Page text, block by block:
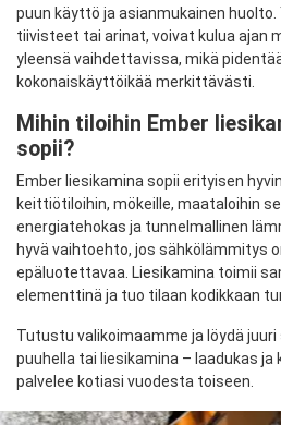
puun käyttö ja asianmukainen
tiivisteet tai arinat, voivat kulua ajan
yleensä vaihdettavissa, mikä
kokonaiskäyttöikää merkittävästi.
Mihin tiloihin Ember
sopii?
Ember liesikamina sopii erityisen
keittiötiloihin, mökeille, maataloihin
energiatehokas ja tunnelmallinen
hyvä vaihtoehto, jos sähkölämmitys
epäluotettavaa. Liesikamina toimii
elementtinä ja tuo tilaan kodikkaan
Tutustu valikoimaamme ja löydä juuri
puuhella tai liesikamina – laadukas ja
palvelee kotiasi vuodesta toiseen.